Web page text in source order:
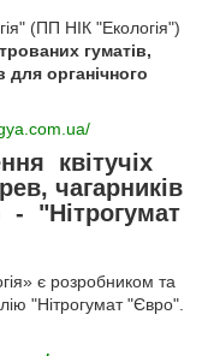
(ПП НІК "Екологія")
гуматів,
для органічного
квітучіх
чагарників
- "Нітрогумат
є розробником та
"Нітрогумат "Євро".